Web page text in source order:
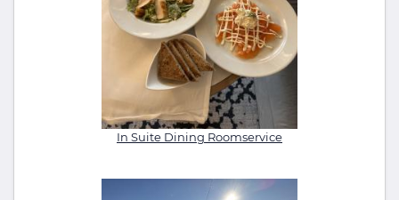
In Suite Dining Roomservice